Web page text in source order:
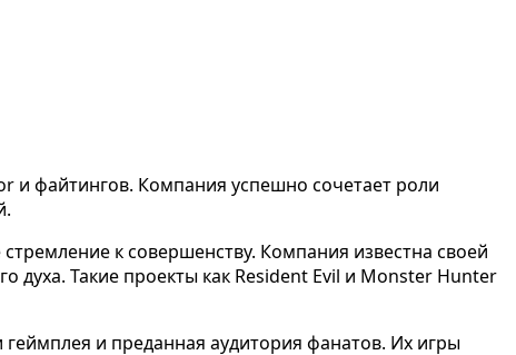
и файтингов. Компания успешно сочетает роли
к совершенству. Компания известна своей
духа. Такие проекты как Resident Evil и Monster Hunter
и преданная аудитория фанатов. Их игры